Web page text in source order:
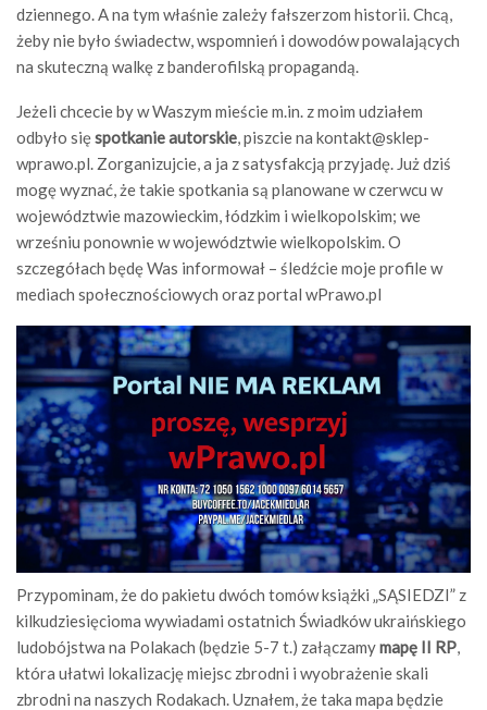
dziennego. A na tym właśnie zależy fałszerzom historii. Chcą,
żeby nie było świadectw, wspomnień i dowodów powalających
na skuteczną walkę z banderofilską propagandą.
Jeżeli chcecie by w Waszym mieście m.in. z moim udziałem
odbyło sięspotkanie autorskie, piszcie na kontakt@sklep-
wprawo.pl. Zorganizujcie, a ja z satysfakcją przyjadę. Już dziś
mogę wyznać, że takie spotkania są planowane w czerwcu w
województwie mazowieckim, łódzkim i wielkopolskim; we
wrześniu ponownie w województwie wielkopolskim. O
szczegółach będę Was informował – śledźcie moje profile w
mediach społecznościowych oraz portal wPrawo.pl
Przypominam, że do pakietu dwóch tomów książki „SĄSIEDZI” z
kilkudziesięcioma wywiadami ostatnich Świadków ukraińskiego
ludobójstwa na Polakach (będzie 5-7 t.) załączamymapę II RP,
która ułatwi lokalizację miejsc zbrodni i wyobrażenie skali
zbrodni na naszych Rodakach. Uznałem, że taka mapa będzie